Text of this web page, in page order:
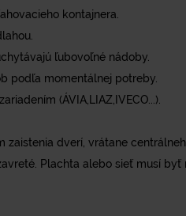
kontajnera.
ľubovoľné nádoby.
podľa momentálnej potreby.
(ÁVIA,LIAZ,IVECO...).
dverí, vrátane
Plachta alebo sieť musí byť